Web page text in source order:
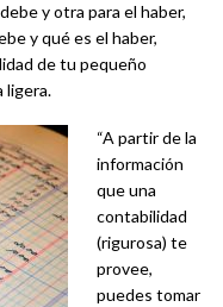
y otra para el haber,
y qué es el haber,
de tu pequeño
ligera.
“A partir de la
información
que una
contabilidad
(rigurosa) te
provee,
puedes tomar